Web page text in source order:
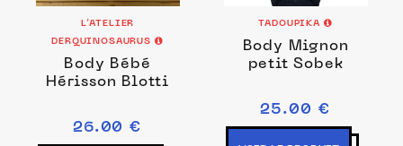
L’ATELIER
DERQUINOSAURUS
Body Bébé
Hérisson Blotti
26.00 €
TADOUPIKA
Body Mignon
petit Sobek
25.00 €